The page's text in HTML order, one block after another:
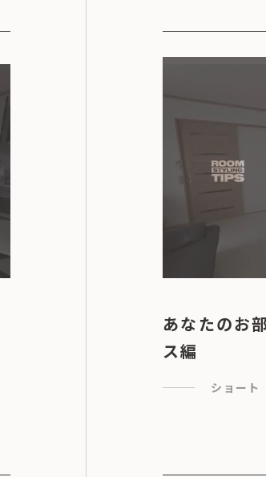
あなたのお
ス編
ショート